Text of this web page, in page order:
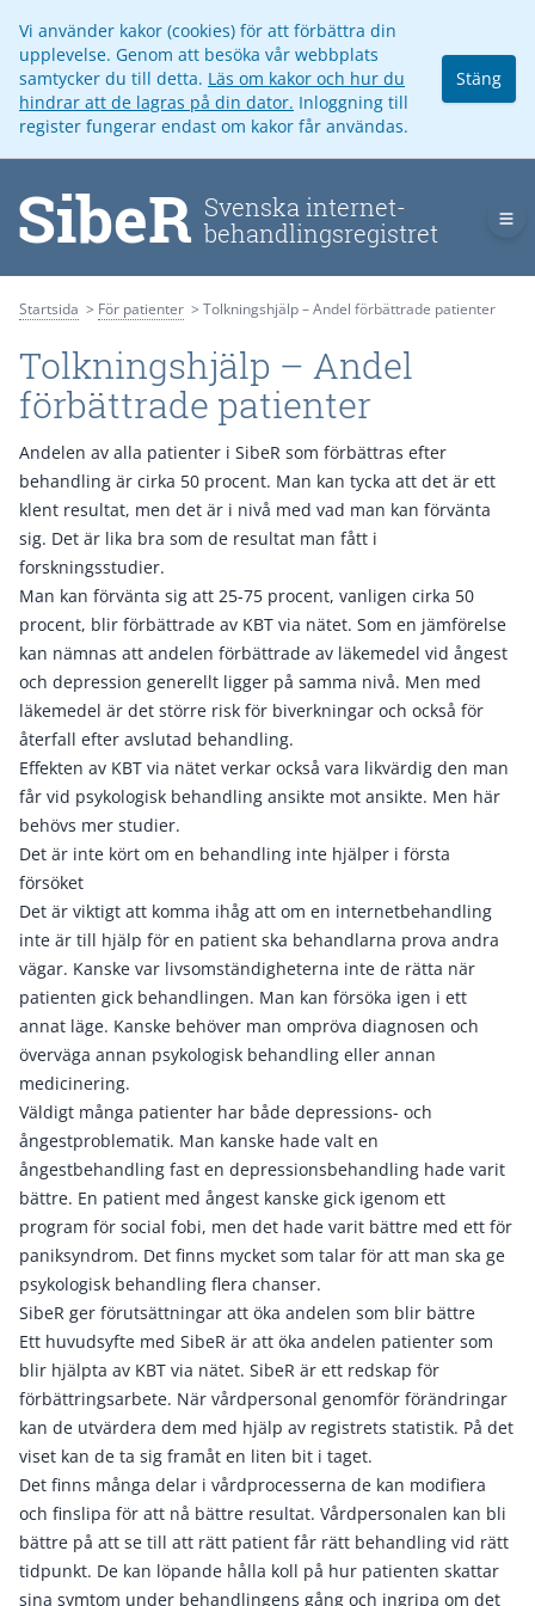
Vi använder kakor (cookies) för att förbättra din
upplevelse. Genom att besöka vår webbplats
samtycker du till detta. Läs om kakor och hur du
hindrar att de lagras på din dator. Inloggning till
register fungerar endast om kakor får användas.
Stäng
Startsida För patienter Tolkningshjälp – Andel förbättrade patienter
Tolkningshjälp – Andel
förbättrade patienter
Andelen av alla patienter i SibeR som förbättras efter
behandling är cirka 50 procent. Man kan tycka att det är ett
klent resultat, men det är i nivå med vad man kan förvänta
sig. Det är lika bra som de resultat man fått i
forskningsstudier.
Man kan förvänta sig att 25-75 procent, vanligen cirka 50
procent, blir förbättrade av KBT via nätet. Som en jämförelse
kan nämnas att andelen förbättrade av läkemedel vid ångest
och depression generellt ligger på samma nivå. Men med
läkemedel är det större risk för biverkningar och också för
återfall efter avslutad behandling.
Effekten av KBT via nätet verkar också vara likvärdig den man
får vid psykologisk behandling ansikte mot ansikte. Men här
behövs mer studier.
Det är inte kört om en behandling inte hjälper i första
försöket
Det är viktigt att komma ihåg att om en internetbehandling
inte är till hjälp för en patient ska behandlarna prova andra
vägar. Kanske var livsomständigheterna inte de rätta när
patienten gick behandlingen. Man kan försöka igen i ett
annat läge. Kanske behöver man ompröva diagnosen och
överväga annan psykologisk behandling eller annan
medicinering.
Väldigt många patienter har både depressions- och
ångestproblematik. Man kanske hade valt en
ångestbehandling fast en depressionsbehandling hade varit
bättre. En patient med ångest kanske gick igenom ett
program för social fobi, men det hade varit bättre med ett för
paniksyndrom. Det finns mycket som talar för att man ska ge
psykologisk behandling flera chanser.
SibeR ger förutsättningar att öka andelen som blir bättre
Ett huvudsyfte med SibeR är att öka andelen patienter som
blir hjälpta av KBT via nätet. SibeR är ett redskap för
förbättringsarbete. När vårdpersonal genomför förändringar
kan de utvärdera dem med hjälp av registrets statistik. På det
viset kan de ta sig framåt en liten bit i taget.
Det finns många delar i vårdprocesserna de kan modifiera
och finslipa för att nå bättre resultat. Vårdpersonalen kan bli
bättre på att se till att rätt patient får rätt behandling vid rätt
tidpunkt. De kan löpande hålla koll på hur patienten skattar
sina symtom under behandlingens gång och ingripa om det